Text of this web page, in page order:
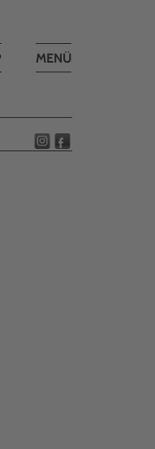
Toggle
MENÜ